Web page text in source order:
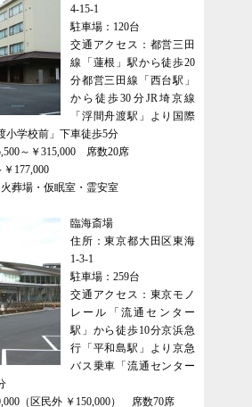
4-15-1
駐車場：120台
交通アクセス：都営三田
線「蓮根」駅から徒歩20
分都営三田線「西台駅」
から徒歩30分JR埼京線
「浮間舟渡駅」より国際
小学校前」下車徒歩5分
～￥315,000 席数20席
177,000
葬場・仮眠室・霊安室
臨海斎場
住所：東京都大田区東海
1-3-1
駐車場：259台
交通アクセス：東京モノ
レール「流通センター
駅」から徒歩10分京浜急
行「平和島駅」より京急
バス乗車「流通センター
（区民外 ￥150,000） 席数70席